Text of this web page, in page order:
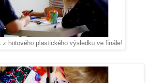
z hotového plastického výsledku ve finále!